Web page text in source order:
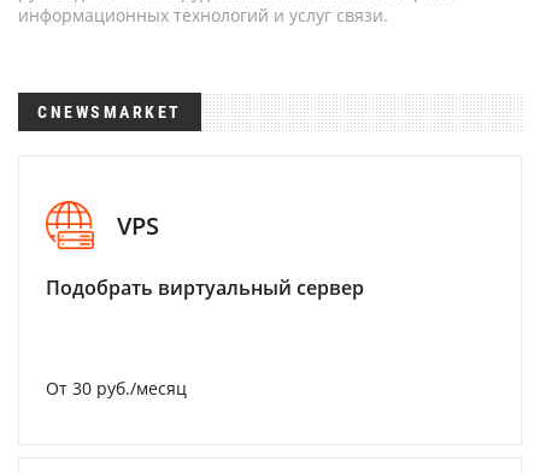
информационных технологий и услуг связи.
CNEWSMARKET
VPS
Подобрать виртуальный сервер
От 30 руб./месяц